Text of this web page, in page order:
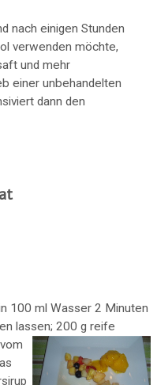
nach einigen Stunden
verwenden möchte,
und mehr
einer unbehandelten
dann den
100 ml Wasser 2 Minuten
lassen; 200 g reife